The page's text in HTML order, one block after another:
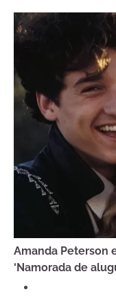
Amanda Peterson
‘Namorada de